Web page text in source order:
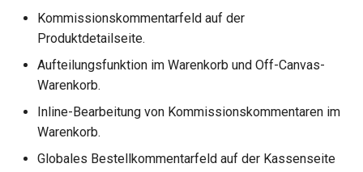
Kommissionskommentarfeld auf der
Produktdetailseite.
Aufteilungsfunktion im Warenkorb und Off-Canvas-
Warenkorb.
Inline-Bearbeitung von Kommissionskommentaren im
Warenkorb.
Globales Bestellkommentarfeld auf der Kassenseite